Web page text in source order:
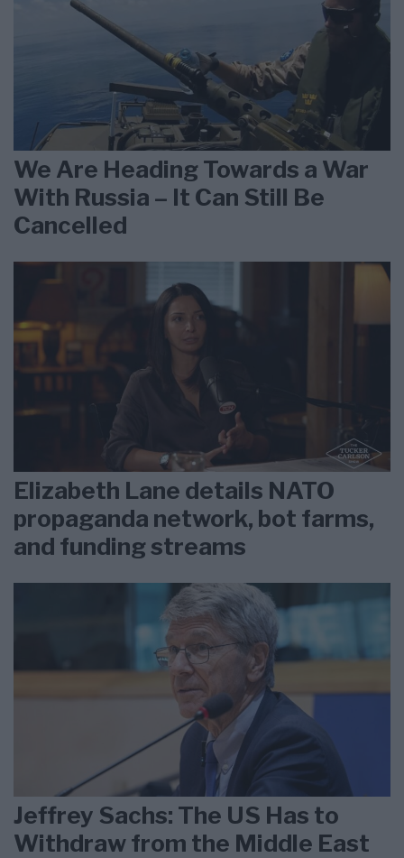
We Are Heading Towards a War
With Russia – It Can Still Be
Cancelled
Elizabeth Lane details NATO
propaganda network, bot farms,
and funding streams
Jeffrey Sachs: The US Has to
Withdraw from the Middle East